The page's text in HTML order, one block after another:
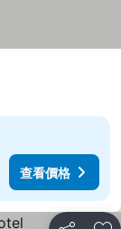
查看價格